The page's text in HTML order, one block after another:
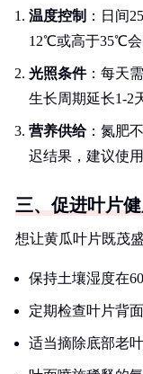
温度控制 ：日间
12℃或高于35℃
光照条件：每天
生长周期延长1-2
营养供给：氮肥
迟结果，建议使
三、促进叶片
想让黄瓜叶片既茂
保持土壤湿度在
定期检查叶片背
适当摘除底部老